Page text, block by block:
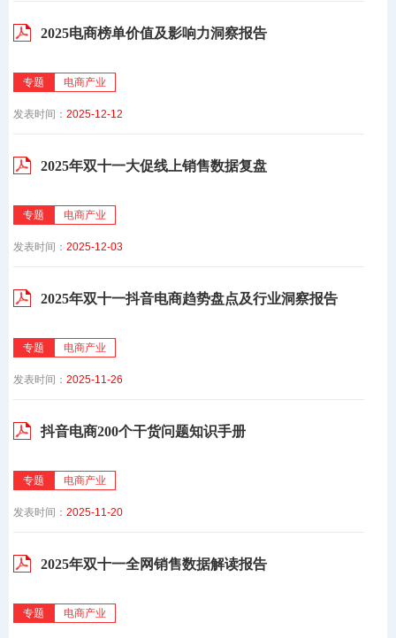
2025电商榜单价值及影响力洞察报告
专题 电商产业
发表时间： 2025-12-12
2025年双十一大促线上销售数据复盘
专题 电商产业
发表时间： 2025-12-03
2025年双十一抖音电商趋势盘点及行业洞察报告
专题 电商产业
发表时间： 2025-11-26
抖音电商200个干货问题知识手册
专题 电商产业
发表时间： 2025-11-20
2025年双十一全网销售数据解读报告
专题 电商产业